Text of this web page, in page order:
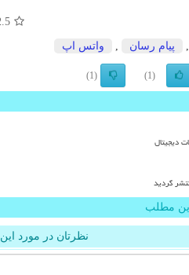
پیام رسان واتس اپ
(1)
(1)
دیجیتال
گردید
این مطلب
نظرتان در مورد